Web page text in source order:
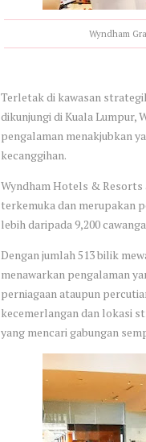
Wyndham
Terletak di kawasan
dikunjungi di Kuala Lumpur,
pengalaman menakjubkan
kecanggihan.
Wyndham Hotels &
terkemuka dan merupakan
lebih daripada 9,200
Dengan jumlah 513 bilik
menawarkan pengalaman
perniagaan ataupun
kecemerlangan dan lokasi
yang mencari gabungan